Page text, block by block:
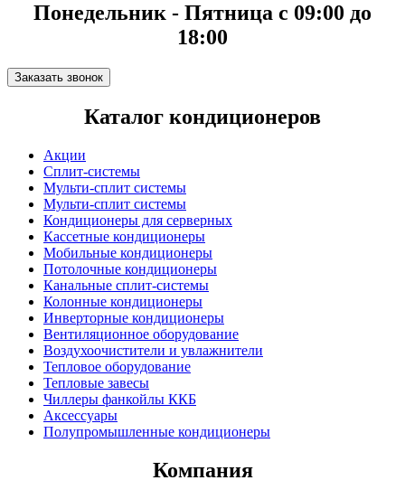
Понедельник - Пятница с 09:00 до
18:00
Заказать звонок
Каталог кондиционеров
Акции
Сплит-системы
Мульти-сплит системы
Мульти-сплит системы
Кондиционеры для серверных
Кассетные кондиционеры
Мобильные кондиционеры
Потолочные кондиционеры
Канальные сплит-системы
Колонные кондиционеры
Инверторные кондиционеры
Вентиляционное оборудование
Воздухоочистители и увлажнители
Тепловое оборудование
Тепловые завесы
Чиллеры фанкойлы ККБ
Аксессуары
Полупромышленные кондиционеры
Компания